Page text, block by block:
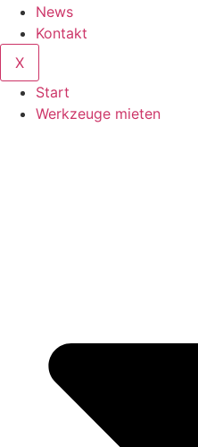
News
Kontakt
X
Start
Werkzeuge mieten